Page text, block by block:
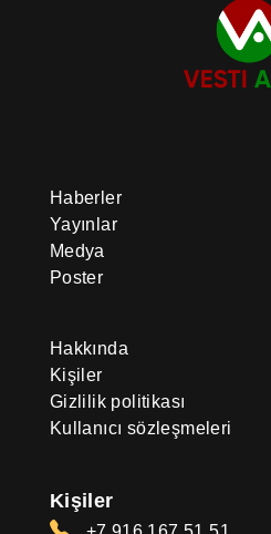
toplam
bronz
sadece
elde
Haberler
Yayınlar
Medya
Poster
Hakkında
Kişiler
Gizlilik politikası
Kullanıcı sözleşmeleri
Kişiler